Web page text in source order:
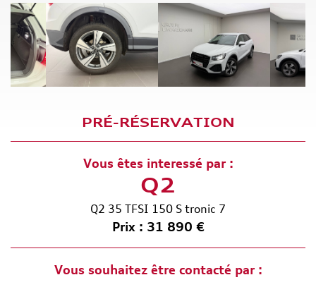
PRÉ-RÉSERVATION
Vous êtes interessé par :
Q2
Q2 35 TFSI 150 S tronic 7
Prix : 31 890 €
Vous souhaitez être contacté par :